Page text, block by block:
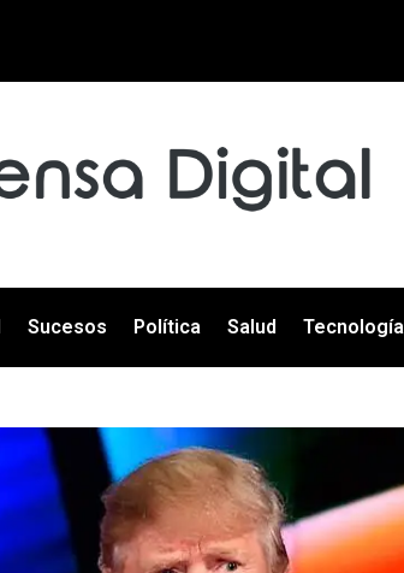
Sucesos Política Salud Tecnología